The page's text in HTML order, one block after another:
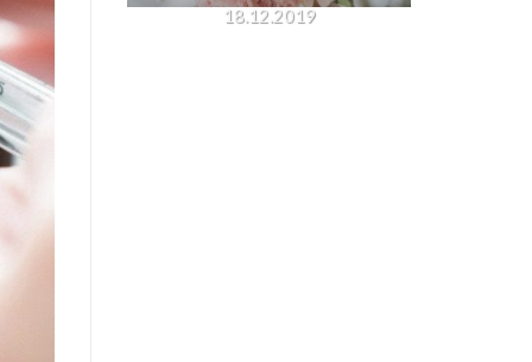
18.12.2019